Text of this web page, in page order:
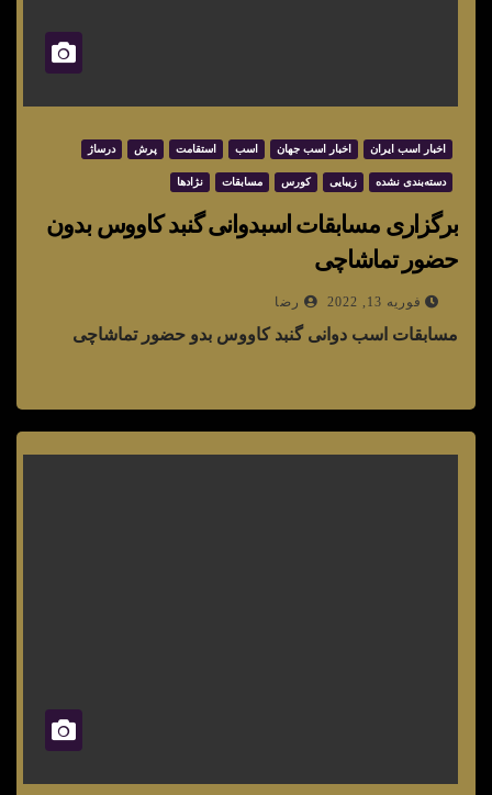
اخبار اسب ایران اخبار اسب جهان اسب استقامت پرش درساژ
دسته‌بندی نشده زیبایی کورس مسابقات نژادها
برگزاری مسابقات اسبدوانی گنبد کاووس بدون
حضور تماشاچی
فوریه 13, 2022 رضا
مسابقات اسب دوانی گنبد کاووس بدو حضور تماشاچی